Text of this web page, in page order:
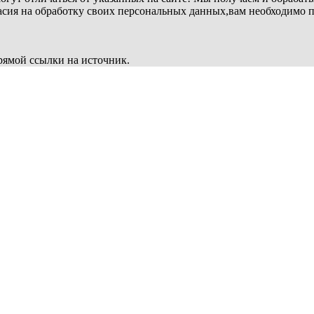
на обработку своих персональных данных,вам необходимо
ссылки на источник.